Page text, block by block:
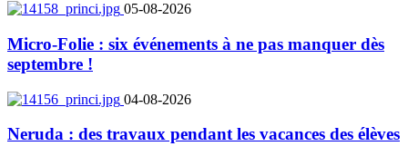
05-08-2026
Micro-Folie : six événements à ne pas manquer dès
septembre !
04-08-2026
Neruda : des travaux pendant les vacances des élèves